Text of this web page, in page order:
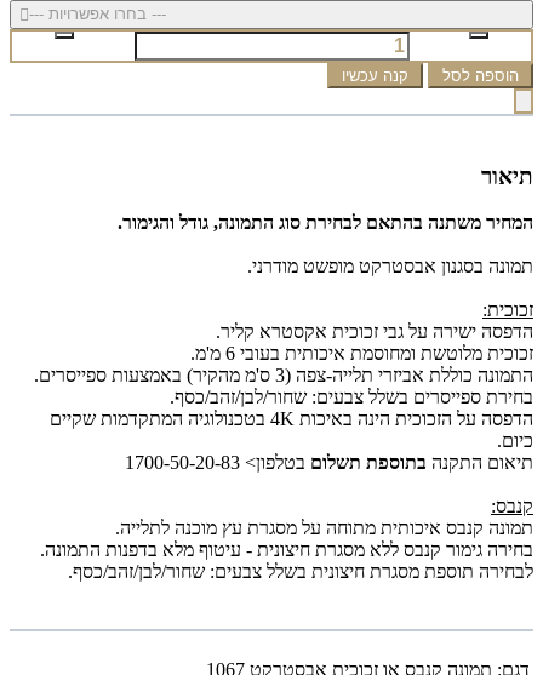
--- בחרו אפשרויות ---
הוספה לסל קנה עכשיו
תיאור
המחיר משתנה בהתאם לבחירת סוג התמונה, גודל והגימור.
תמונה בסגנון אבסטרקט מופשט מודרני.
זכוכית:
הדפסה ישירה על גבי זכוכית אקסטרא קליר.
זכוכית מלוטשת ומחוסמת איכותית בעובי 6 מ'מ.
התמונה כוללת אביזרי תלייה-צפה (3 ס'מ מהקיר) באמצעות ספייסרים.
בחירת ספייסרים בשלל צבעים: שחור/לבן/זהב/כסף.
הדפסה על הזכוכית הינה באיכות 4K בטכנולוגיה המתקדמות שקיים
כיום.
תיאום התקנה בתוספת תשלום בטלפון> 1700-50-20-83
קנבס:
תמונה קנבס איכותית מתוחה על מסגרת עץ מוכנה לתלייה.
בחירה גימור קנבס ללא מסגרת חיצונית - עיטוף מלא בדפנות התמונה.
לבחירה תוספת מסגרת חיצונית בשלל צבעים: שחור/לבן/זהב/כסף.
דגם: תמונה קנבס או זכוכית אבסטרקט 1067